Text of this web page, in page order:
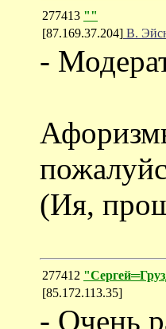
277413 ""
[87.169.37.204] В.
-
(Ия,
277412
[85.172.113.35]
- Очень